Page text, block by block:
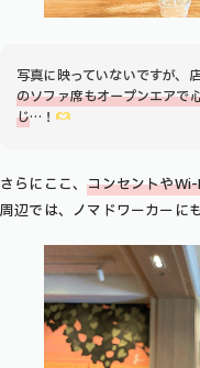
写真に映っていないですが、
のソファ席もオープンエアで
じ…！
さらにここ、コンセントや
周辺では、ノマドワーカーに